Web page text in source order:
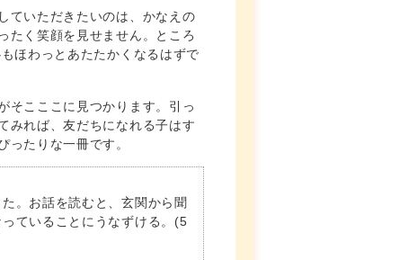
ていただきたいのは、かなえの
たく笑顔を見せません。ところ
ほわっとあたたかくなるはずで
そこここに見つかります。引っ
みれば、友だちになれる子はす
たりな一冊です。
。お話を読むと、玄関から聞
ていることにうなずける。(5